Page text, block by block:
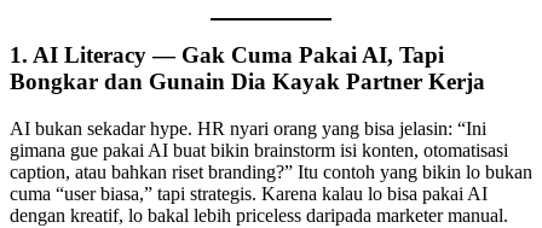
1. AI Literacy — Gak Cuma Pakai AI, Tapi
Bongkar dan Gunain Dia Kayak Partner Kerja
AI bukan sekadar hype. HR nyari orang yang bisa jelasin: “Ini
gimana gue pakai AI buat bikin brainstorm isi konten, otomatisasi
caption, atau bahkan riset branding?” Itu contoh yang bikin lo bukan
cuma “user biasa,” tapi strategis. Karena kalau lo bisa pakai AI
dengan kreatif, lo bakal lebih priceless daripada marketer manual.